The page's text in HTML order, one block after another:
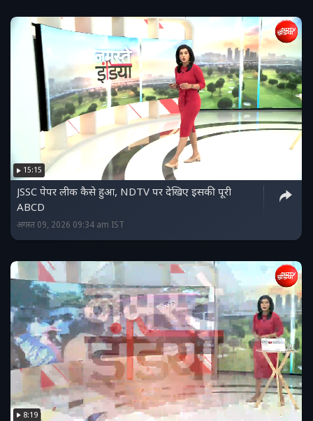
15:15
JSSC पेपर लीक कैसे हुआ, NDTV पर देखिए इसकी पूरी
ABCD
अगस्त 09, 2026 09:34 am IST
8:19